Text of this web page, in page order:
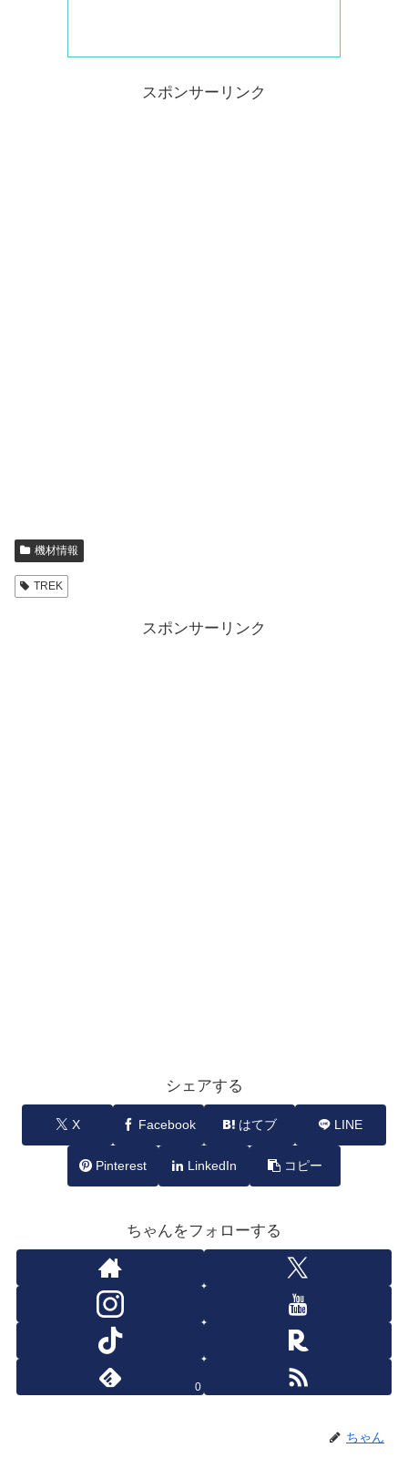
スポンサーリンク
機材情報
TREK
スポンサーリンク
シェアする
X Facebook はてブ LINE
Pinterest LinkedIn コピー
ちゃんをフォローする
0
ちゃん